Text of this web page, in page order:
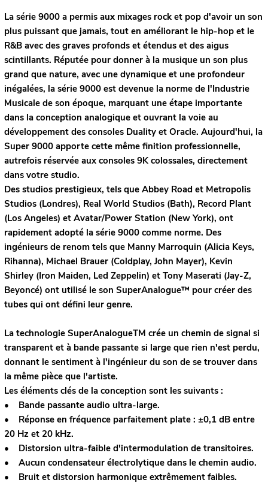
La série 9000 a permis aux mixages rock et pop d'avoir un son
plus puissant que jamais, tout en améliorant le hip-hop et le
R&B avec des graves profonds et étendus et des aigus
scintillants. Réputée pour donner à la musique un son plus
grand que nature, avec une dynamique et une profondeur
inégalées, la série 9000 est devenue la norme de l'Industrie
Musicale de son époque, marquant une étape importante
dans la conception analogique et ouvrant la voie au
développement des consoles Duality et Oracle. Aujourd'hui, la
Super 9000 apporte cette même finition professionnelle,
autrefois réservée aux consoles 9K colossales, directement
dans votre studio.
Des studios prestigieux, tels que Abbey Road et Metropolis
Studios (Londres), Real World Studios (Bath), Record Plant
(Los Angeles) et Avatar/Power Station (New York), ont
rapidement adopté la série 9000 comme norme. Des
ingénieurs de renom tels que Manny Marroquin (Alicia Keys,
Rihanna), Michael Brauer (Coldplay, John Mayer), Kevin
Shirley (Iron Maiden, Led Zeppelin) et Tony Maserati (Jay-Z,
Beyoncé) ont utilisé le son SuperAnalogue™ pour créer des
tubes qui ont défini leur genre.
La technologie SuperAnalogueTM crée un chemin de signal si
transparent et à bande passante si large que rien n'est perdu,
donnant le sentiment à l'ingénieur du son de se trouver dans
la même pièce que l'artiste.
Les éléments clés de la conception sont les suivants :
• Bande passante audio ultra-large.
• Réponse en fréquence parfaitement plate : ±0,1 dB entre
20 Hz et 20 kHz.
• Distorsion ultra-faible d'intermodulation de transitoires.
• Aucun condensateur électrolytique dans le chemin audio.
• Bruit et distorsion harmonique extrêmement faibles.